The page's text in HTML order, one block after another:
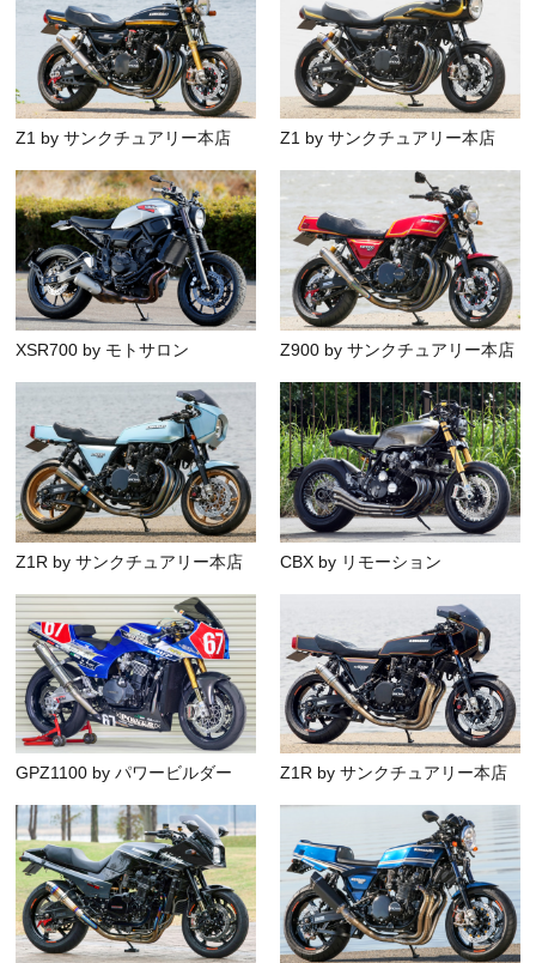
Z1 by サンクチュアリー本店 Z1 by サンクチュアリー本店
XSR700 by モトサロン Z900 by サンクチュアリー本店
Z1R by サンクチュアリー本店 CBX by リモーション
GPZ1100 by パワービルダー Z1R by サンクチュアリー本店